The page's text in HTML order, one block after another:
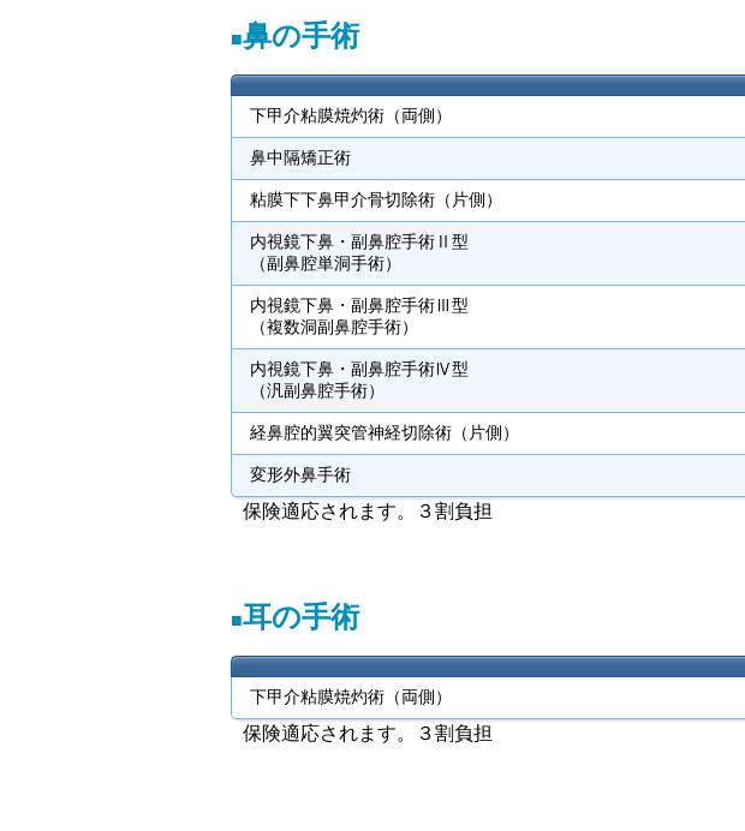
鼻の手術
下甲介粘膜焼灼術（両側）
鼻中隔矯正術
粘膜下下鼻甲介骨切除術（片側）
内視鏡下鼻・副鼻腔手術Ⅱ型
（副鼻腔単洞手術）
内視鏡下鼻・副鼻腔手術Ⅲ型
（複数洞副鼻腔手術）
内視鏡下鼻・副鼻腔手術Ⅳ型
（汎副鼻腔手術）
経鼻腔的翼突管神経切除術（片側）
変形外鼻手術
保険適応されます。３割負担
耳の手術
下甲介粘膜焼灼術（両側）
保険適応されます。３割負担